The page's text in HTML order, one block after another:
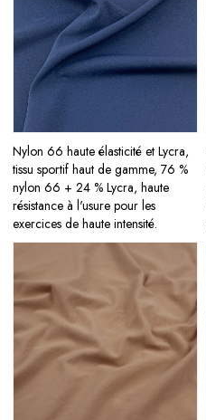
Nylon 66 haute élasticité et Lycra,
tissu sportif haut de gamme, 76 %
nylon 66 + 24 % Lycra, haute
résistance à l'usure pour les
exercices de haute intensité.